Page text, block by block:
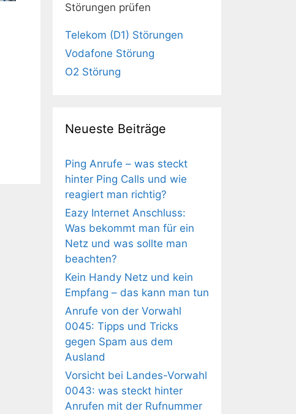
Störungen prüfen
Telekom (D1) Störungen
Vodafone Störung
O2 Störung
Neueste Beiträge
Ping Anrufe – was steckt
hinter Ping Calls und wie
reagiert man richtig?
Eazy Internet Anschluss:
Was bekommt man für ein
Netz und was sollte man
beachten?
Kein Handy Netz und kein
Empfang – das kann man tun
Anrufe von der Vorwahl
0045: Tipps und Tricks
gegen Spam aus dem
Ausland
Vorsicht bei Landes-Vorwahl
0043: was steckt hinter
Anrufen mit der Rufnummer